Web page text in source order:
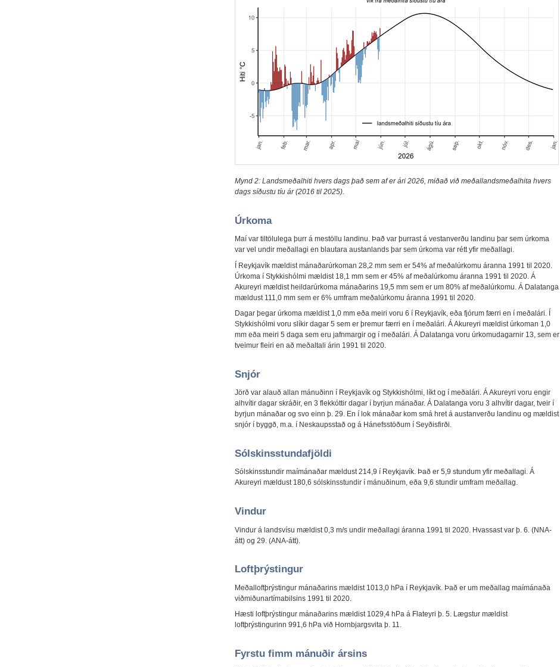
Mynd 2: Landsmeðalhiti hvers dags það sem af er ári 2026, miðað við meðallandsmeðalhita hvers
dags síðustu tíu ár (2016 til 2025).
Úrkoma
Maí var tiltölulega þurr á mestöllu landinu. Það var þurrast á vestanverðu landinu þar sem úrkoma
var vel undir meðallagi en blautara austanlands þar sem úrkoma var rétt yfir meðallagi.
Í Reykjavík mældist mánaðarúrkoman 28,2 mm sem er 54% af meðalúrkomu áranna 1991 til 2020.
Úrkoma í Stykkishólmi mældist 18,1 mm sem er 45% af meðalúrkomu áranna 1991 til 2020. Á
Akureyri mældist heildarúrkoma mánaðarins 19,5 mm sem er um 80% af meðalúrkomu. Á Dalatanga
mældust 111,0 mm sem er 6% umfram meðalúrkomu áranna 1991 til 2020.
Dagar þegar úrkoma mældist 1,0 mm eða meiri voru 6 í Reykjavík, eða fjórum færri en í meðalári. Í
Stykkishólmi voru slíkir dagar 5 sem er þremur færri en í meðalári. Á Akureyri mældist úrkoman 1,0
mm eða meiri 5 daga sem eru jafnmargir og í meðalári. Á Dalatanga voru úrkomudagarnir 13, sem er
tveimur fleiri en að meðaltali árin 1991 til 2020.
Snjór
Jörð var alauð allan mánuðinn í Reykjavík og Stykkishólmi, líkt og í meðalári. Á Akureyri voru engir
alhvítir dagar skráðir, en 3 flekkóttir dagar í byrjun mánaðar. Á Dalatanga voru 3 alhvítir dagar, tveir í
byrjun mánaðar og svo einn þ. 29. En í lok mánaðar kom smá hret á austanverðu landinu og mældist
snjór í byggð, m.a. í Neskaupsstað og á Hánefsstöðum í Seyðisfirði.
Sólskinsstundafjöldi
Sólskinsstundir maímánaðar mældust 214,9 í Reykjavík. Það er 5,9 stundum yfir meðallagi. Á
Akureyri mældust 180,6 sólskinsstundir í mánuðinum, eða 9,6 stundir umfram meðallag.
Vindur
Vindur á landsvísu mældist 0,3 m/s undir meðallagi áranna 1991 til 2020. Hvassast var þ. 6. (NNA-
átt) og 29. (ANA-átt).
Loftþrýstingur
Meðalloftþrýstingur mánaðarins mældist 1013,0 hPa í Reykjavík. Það er um meðallag maímánaða
viðmiðunartímabilsins 1991 til 2020.
Hæsti loftþrýstingur mánaðarins mældist 1029,4 hPa á Flateyri þ. 5. Lægstur mældist
loftþrýstingurinn 991,6 hPa við Hornbjargsvita þ. 11.
Fyrstu fimm mánuðir ársins